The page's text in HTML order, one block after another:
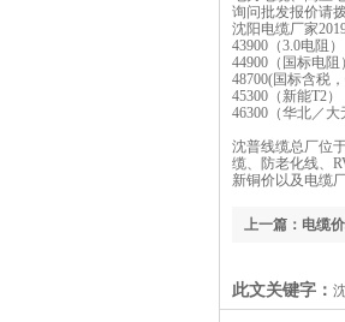
询问批发报价请
沈阳电缆厂家
43900（3.0电阻）
44900（国标电阻）
48700(国标含税
45300（新能T2）
46300（华北／大
沈普线缆总厂位
缆、防老化线、
新铜价以及电缆
上一篇：电缆
此文关键字：